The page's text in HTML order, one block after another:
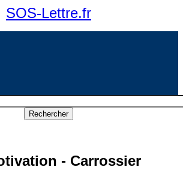
SOS-Lettre.fr
- Carrossier